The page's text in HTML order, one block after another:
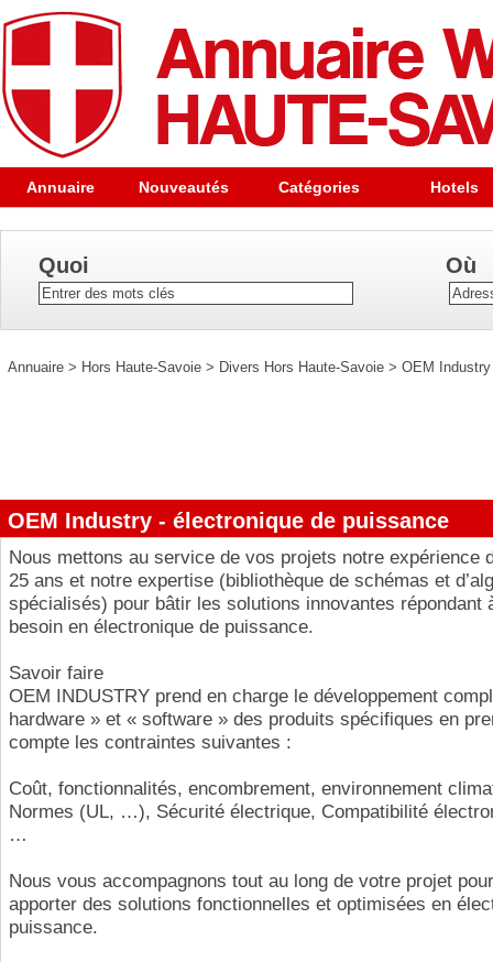
Annuaire Nouveautés Catégories Hotels
Quoi Où
Annuaire > Hors Haute-Savoie > Divers Hors Haute-Savoie > OEM
OEM Industry - électronique de puissance
Nous mettons au service de vos projets notre expérience
25 ans et notre expertise (bibliothèque de schémas et
spécialisés) pour bâtir les solutions innovantes répondant
besoin en électronique de puissance.
Savoir faire
OEM INDUSTRY prend en charge le développement
hardware » et « software » des produits spécifiques en
compte les contraintes suivantes :
Coût, fonctionnalités, encombrement, environnement
Normes (UL, …), Sécurité électrique, Compatibilité
…
Nous vous accompagnons tout au long de votre projet
apporter des solutions fonctionnelles et optimisées en
puissance.